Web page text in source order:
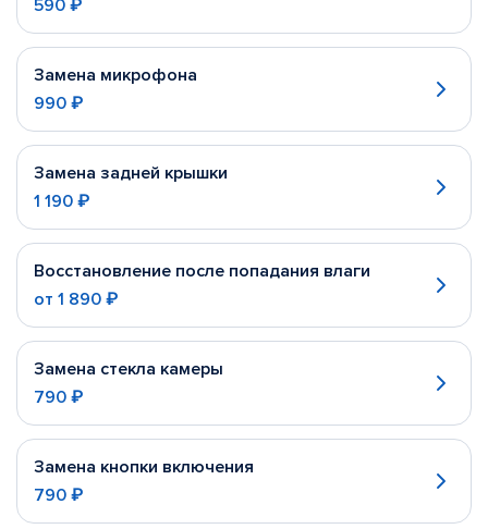
590 ₽
Замена микрофона
990 ₽
Замена задней крышки
1 190 ₽
Восстановление после попадания влаги
от 1 890 ₽
Замена стекла камеры
790 ₽
Замена кнопки включения
790 ₽